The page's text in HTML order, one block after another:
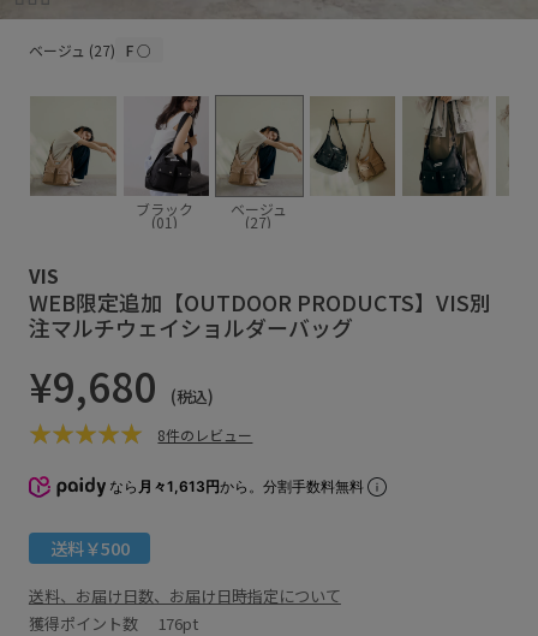
ベージュ (27) F○
ブラック
(01)
ベージュ
(27)
VIS
WEB限定追加【OUTDOOR PRODUCTS】VIS別
注マルチウェイショルダーバッグ
¥9,680 (税込)
8件のレビュー
なら 月々1,613円から。分割手数料無料
送料￥500
送料、お届け日数、お届け日時指定について
獲得ポイント数
176pt